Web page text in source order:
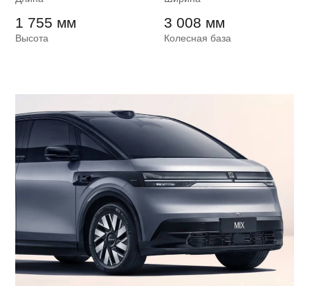
1 755 мм
Высота
3 008 мм
Колесная база